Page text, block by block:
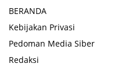
BERANDA
Kebijakan Privasi
Pedoman Media Siber
Redaksi